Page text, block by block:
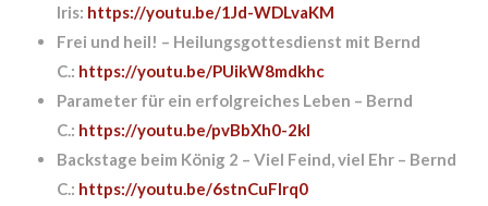
Iris: https://youtu.be/1Jd-WDLvaKM
Frei und heil! – Heilungsgottesdienst mit Bernd
C.: https://youtu.be/PUikW8mdkhc
Parameter für ein erfolgreiches Leben – Bernd
C.: https://youtu.be/pvBbXh0-2kI
Backstage beim König 2 – Viel Feind, viel Ehr – Bernd
C.: https://youtu.be/6stnCuFlrq0